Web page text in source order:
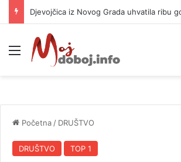
Djevojčica iz Novog Grada uhvatila ribu
Meni
Početna / DRUŠTVO
DRUŠTVO TOP 1